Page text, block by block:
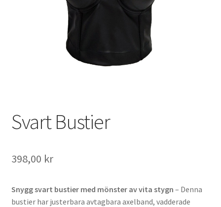
Svart Bustier
398,00 kr
Snygg svart bustier med mönster av vita stygn – Denna
bustier har justerbara avtagbara axelband, vadderade